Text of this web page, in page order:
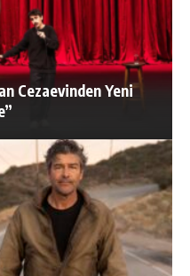
Cezaevinden Yeni